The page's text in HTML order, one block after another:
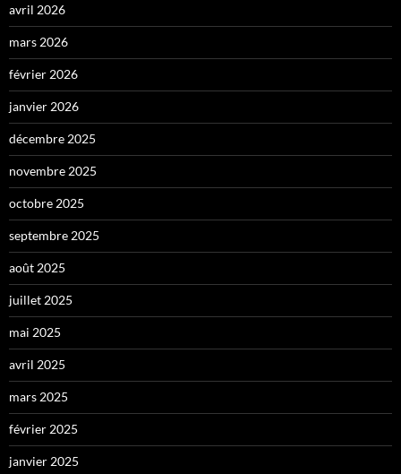
avril 2026
mars 2026
février 2026
janvier 2026
décembre 2025
novembre 2025
octobre 2025
septembre 2025
août 2025
juillet 2025
mai 2025
avril 2025
mars 2025
février 2025
janvier 2025